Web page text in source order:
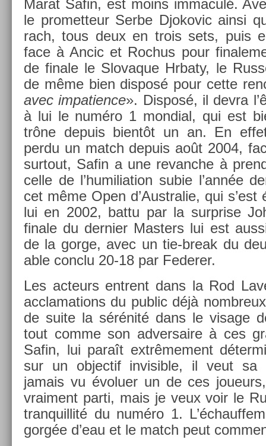
Marat Safin, est moins im­maculé.
le pro­met­teur Serbe Djokovic ainsi
rach, tous deux en trois sets, puis
face à Ancic et Roc­hus pour
de fin­ale le Slovaque Hrbaty, le
de même bien dis­posé pour cette
avec im­pati­ence». Dis­posé, il devra
à lui le numéro 1 mon­di­al, qui est
trône de­puis bientôt un an. En
perdu un match de­puis août 2004,
sur­tout, Safin a une re­vanche à
celle de l’humilia­tion subie l’année
cet même Open d’Australie, qui
lui en 2002, battu par la sur­pr­ise
finale du de­rni­er Mast­ers lui est
de la gorge, avec un tie-break du
able con­clu 20-18 par Feder­er.
Les ac­teurs en­trent dans la Rod
acclama­tions du pub­lic déjà
de suite la sérénité dans le visage
tout comme son ad­versaire à ces
Safin, lui paraît ex­trême­ment
sur un ob­jec­tif in­visib­le, il veut sa
jamais vu évolu­er un de ces
vrai­ment parti, mais je veux voir le
tran­quil­lité du numéro 1.
gorgée d’eau et le match peut